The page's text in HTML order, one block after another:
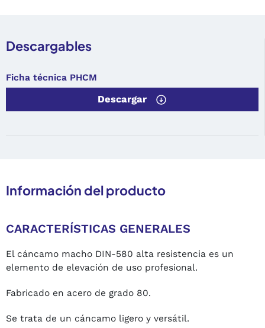
Descargables
Ficha técnica PHCM
Descargar
Información del producto
CARACTERÍSTICAS GENERALES
El cáncamo macho DIN-580 alta resistencia es un
elemento de elevación de uso profesional.
Fabricado en acero de grado 80.
Se trata de un cáncamo ligero y versátil.